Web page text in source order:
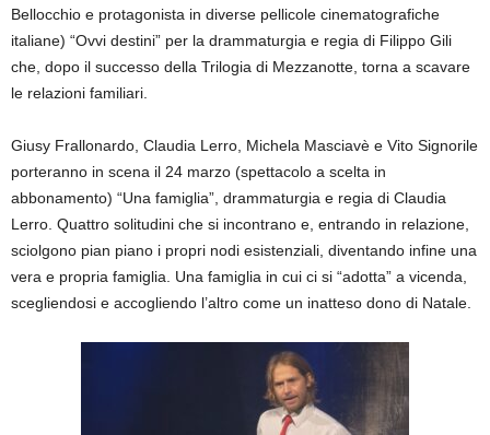
Bellocchio e protagonista in diverse pellicole cinematografiche
italiane) “Ovvi destini” per la drammaturgia e regia di Filippo Gili
che, dopo il successo della Trilogia di Mezzanotte, torna a scavare
le relazioni familiari.
Giusy Frallonardo, Claudia Lerro, Michela Masciavè e Vito Signorile
porteranno in scena il 24 marzo (spettacolo a scelta in
abbonamento) “Una famiglia”, drammaturgia e regia di Claudia
Lerro. Quattro solitudini che si incontrano e, entrando in relazione,
sciolgono pian piano i propri nodi esistenziali, diventando infine una
vera e propria famiglia. Una famiglia in cui ci si “adotta” a vicenda,
scegliendosi e accogliendo l’altro come un inatteso dono di Natale.